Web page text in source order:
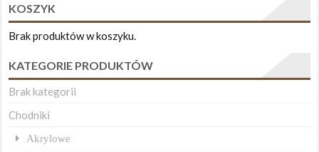
KOSZYK
Brak produktów w koszyku.
KATEGORIE PRODUKTÓW
Brak kategorii
Chodniki
Akrylowe